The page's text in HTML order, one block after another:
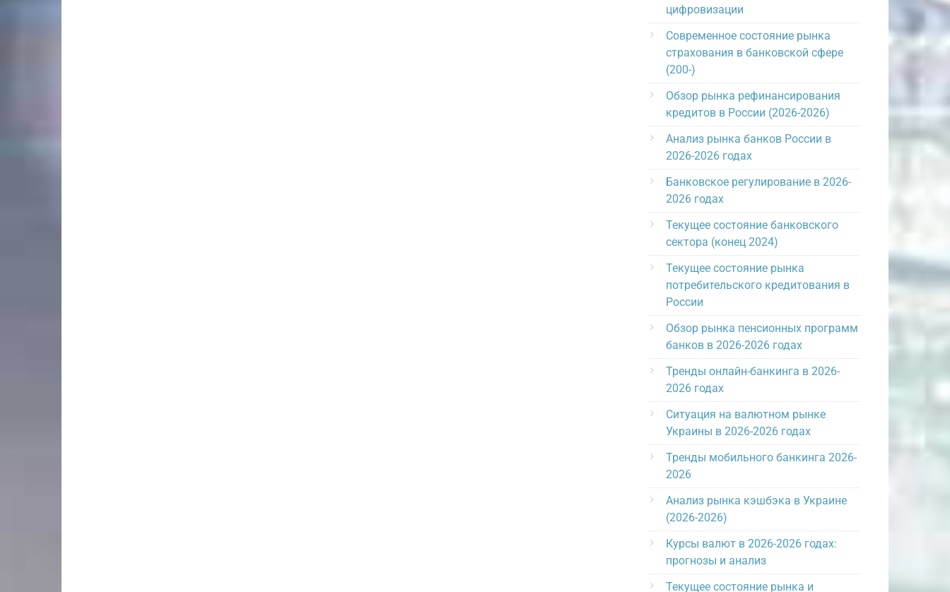
цифровизации
Современное состояние рынка
страхования в банковской сфере
(200-)
Обзор рынка рефинансирования
кредитов в России (2026-2026)
Анализ рынка банков России в
2026-2026 годах
Банковское регулирование в 2026-
2026 годах
Текущее состояние банковского
сектора (конец 2024)
Текущее состояние рынка
потребительского кредитования в
России
Обзор рынка пенсионных программ
банков в 2026-2026 годах
Тренды онлайн-банкинга в 2026-
2026 годах
Ситуация на валютном рынке
Украины в 2026-2026 годах
Тренды мобильного банкинга 2026-
2026
Анализ рынка кэшбэка в Украине
(2026-2026)
Курсы валют в 2026-2026 годах:
прогнозы и анализ
Текущее состояние рынка и